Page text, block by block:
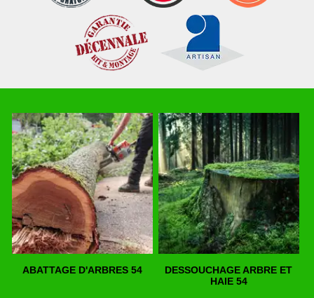
ABATTAGE D'ARBRES 54
DESSOUCHAGE ARBRE ET
HAIE 54